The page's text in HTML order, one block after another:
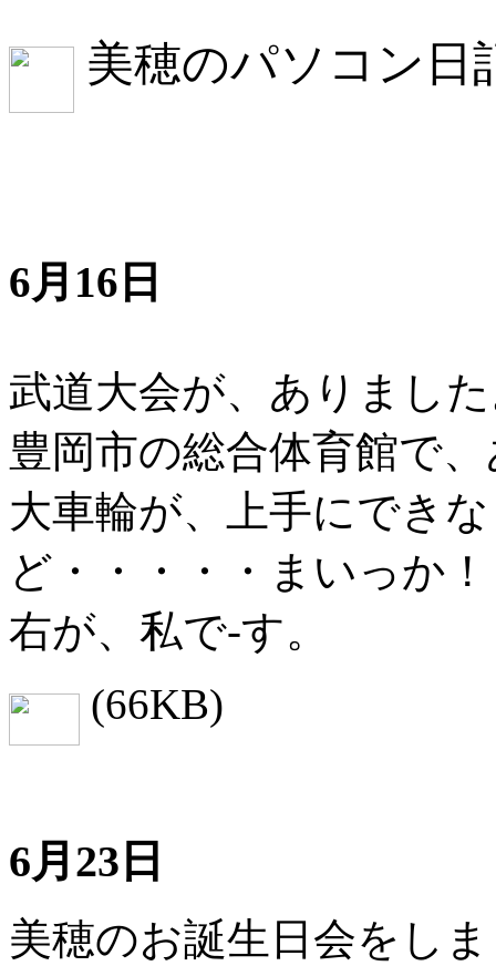
美穂のパソコン日
6月16日
武道大会が、ありまし
豊岡市の総合体育館で
大車輪が、上手にでき
ど・・・・・まいっか！
右が、私で-す。
(66KB)
6月23日
美穂のお誕生日会をし